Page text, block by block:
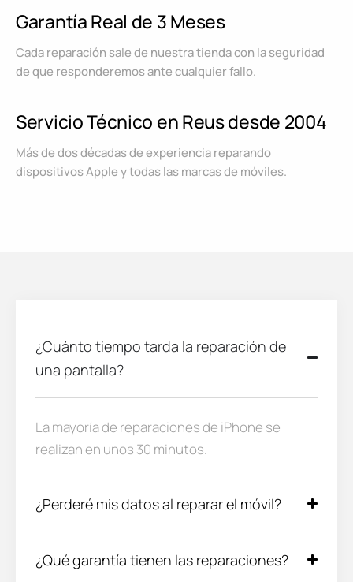
Garantía Real de 3 Meses
Cada reparación sale de nuestra tienda con la seguridad
de que responderemos ante cualquier fallo.
Servicio Técnico en Reus desde 2004
Más de dos décadas de experiencia reparando
dispositivos Apple y todas las marcas de móviles.
¿Cuánto tiempo tarda la reparación de
una pantalla?
La mayoría de reparaciones de iPhone se
realizan en unos 30 minutos.
¿Perderé mis datos al reparar el móvil?
¿Qué garantía tienen las reparaciones?